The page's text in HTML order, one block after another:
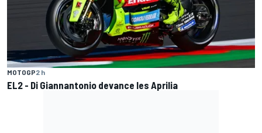
MOTOGP2 h
EL2 - Di Giannantonio devance les Aprilia